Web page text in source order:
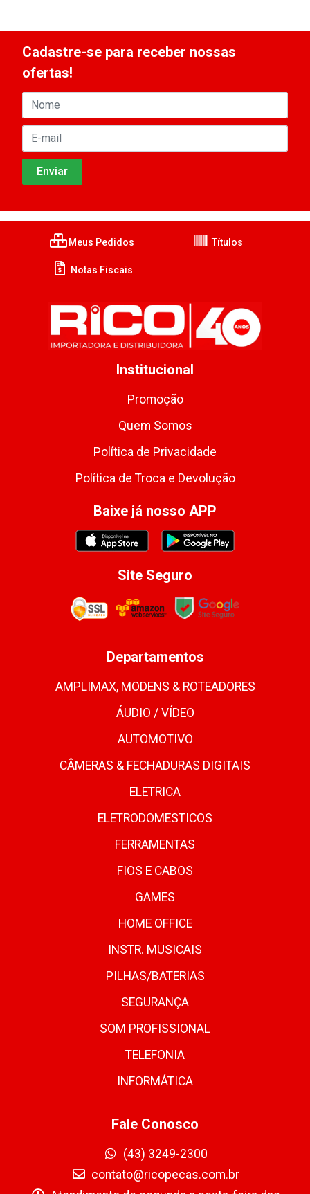
Cadastre-se para receber nossas
ofertas!
Meus Pedidos Títulos
Notas Fiscais
Institucional
Promoção
Quem Somos
Política de Privacidade
Política de Troca e Devolução
Baixe já nosso APP
Site Seguro
Departamentos
AMPLIMAX, MODENS & ROTEADORES
ÁUDIO / VÍDEO
AUTOMOTIVO
CÂMERAS & FECHADURAS DIGITAIS
ELETRICA
ELETRODOMESTICOS
FERRAMENTAS
FIOS E CABOS
GAMES
HOME OFFICE
INSTR. MUSICAIS
PILHAS/BATERIAS
SEGURANÇA
SOM PROFISSIONAL
TELEFONIA
INFORMÁTICA
Fale Conosco
(43) 3249-2300
contato@ricopecas.com.br